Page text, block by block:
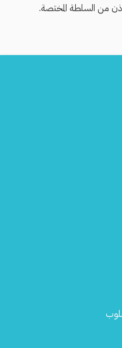
إذن من السلطة المختصة.